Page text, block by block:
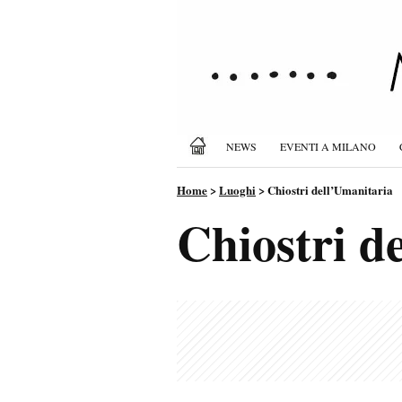
NEWS EVENTI A MILANO
Home>Luoghi>Chiostri dell’Umanitaria
Chiostri